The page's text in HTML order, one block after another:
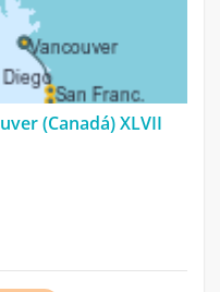
(Canadá) XLVII